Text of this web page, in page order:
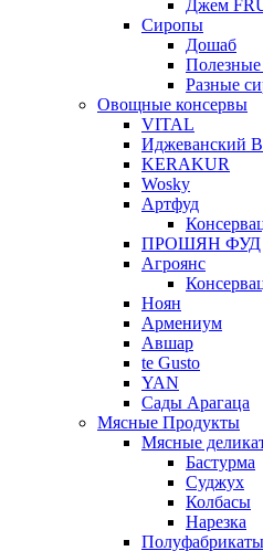
Джем
Сиропы
Дошаб
Полезные
Разные
Овощные консервы
VITAL
Иджеванский
KERAKUR
Wosky
Артфуд
ПРОШЯН ФУД
Агроянс
Ноян
Армениум
Авшар
te Gusto
YAN
Сады Арагаца
Мясные Продукты
Мясные
Бастурма
Суджух
Колбасы
Нарезка
Полуфабрикаты